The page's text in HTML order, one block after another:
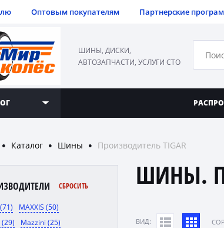
Оптовым покупателям Партнерские
ШИНЫ, ДИСКИ,
АВТОЗАПЧАСТИ, УСЛУГИ СТО
● Каталог ● Шины ● Производитель TIGAR
СБРОСИТЬ
MAXXIS (50)
Mazzini (25)
ШИНЫ.
ВИД: